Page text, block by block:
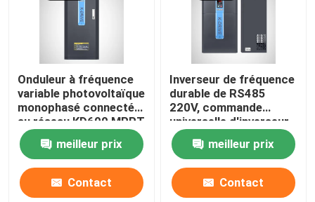
Onduleur à fréquence
variable photovoltaïque
monophasé connecté
au réseau KD600 MPPT
220V
meilleur prix
Contact
Inverseur de fréquence
durable de RS485
220V, commande
universelle d'inverseur
de moteur à courant
alternatifmeilleur prix
Contact